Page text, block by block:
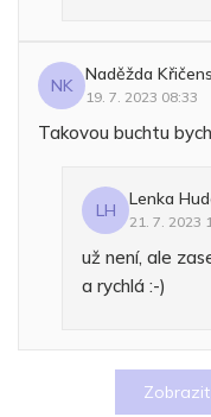
NK
Naděžda
19. 7. 2023 08:33
Takovou buchtu
LH
Lenka
21. 7. 2023
už není, ale
a rychlá :-)